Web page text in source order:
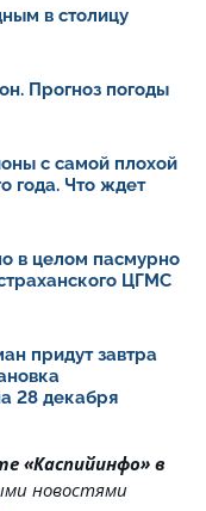
в столицу
Прогноз погоды
с самой плохой
года. Что ждет
в целом пасмурно
ЦГМС
придут завтра
28 декабря
«Каспийинфо» в
новостями